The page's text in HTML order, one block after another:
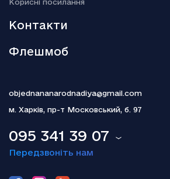
Гелена Бонем Картер пояснила, чому
Kорисні посилання
Контакти
Флешмоб
095 341 39 07
Передзвоніть нам
objednananarodnadiya@gmail.com
м. Харків, пр-т Московський, б. 97